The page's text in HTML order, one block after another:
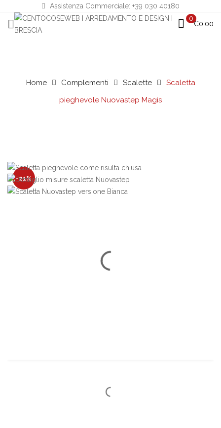
Assistenza Commerciale: +39 030 40180
0
€0.00
Home Complementi Scalette
Scaletta
pieghevole Nuovastep Magis
-21%